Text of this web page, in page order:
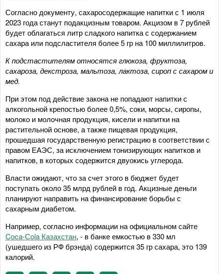
Согласно документу, сахаросодержащие напитки с 1 июля
2023 года станут подакцизным товаром. Акцизом в 7 рублей
будет облагаться литр сладкого напитка с содержанием
сахара или подсластителя более 5 гр на 100 миллилитров.
К подстастителям относятся глюкоза, фруктоза,
сахароза, декстроза, мальтоза, лактоза, сироп с сахаром и
мед.
При этом под действие закона не попадают напитки с
алкогольной крепостью более 0,5%, соки, морсы, сиропы,
молоко и молочная продукция, кисели и напитки на
растительной основе, а также пищевая продукция,
прошедшая государственную регистрацию в соответствии с
правом ЕАЭС, за исключением тонизирующих напитков и
напитков, в которых содержится двуокись углерода.
Власти ожидают, что за счет этого в бюджет будет
поступать около 35 млрд рублей в год. Акцизные деньги
планируют направить на финансирование борьбы с
сахарным диабетом.
Например, согласно информации на официальном сайте
Coca-Сola Казахстан, - в банке емкостью в 330 мл
(ушедшего из РФ брэнда) содержится 35 гр сахара, это 139
калорий.